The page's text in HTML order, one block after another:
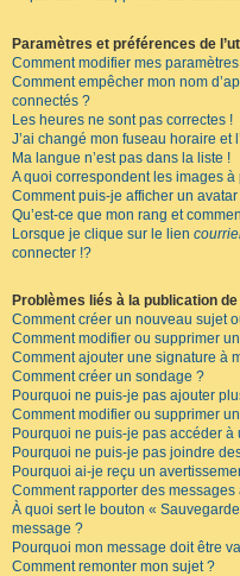
Paramètres et préférences de
Comment modifier mes
Comment empêcher mon nom
connectés ?
Les heures ne sont pas correctes !
J’ai changé mon fuseau horaire et
Ma langue n’est pas dans la liste !
A quoi correspondent les images
Comment puis-je afficher un avatar
Qu’est-ce que mon rang et
Lorsque je clique sur le lien
connecter !?
Problèmes liés à la publication
Comment créer un nouveau sujet
Comment modifier ou supprimer
Comment ajouter une signature à
Comment créer un sondage ?
Pourquoi ne puis-je pas ajouter
Comment modifier ou supprimer
Pourquoi ne puis-je pas accéder à
Pourquoi ne puis-je pas joindre
Pourquoi ai-je reçu un
Comment rapporter des
À quoi sert le bouton «
message ?
Pourquoi mon message doit être
Comment remonter mon sujet ?